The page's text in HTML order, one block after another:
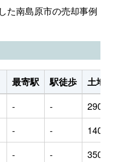
た南島原市の売却事例
最寄駅 駅徒歩
土地面
- -
290m²
- -
140m²
- -
350m²